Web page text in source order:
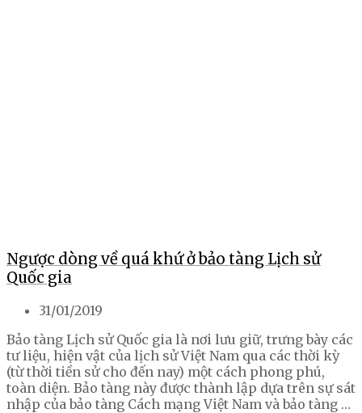
Ngược dòng về quá khứ ở bảo tàng Lịch sử
Quốc gia
31/01/2019
Bảo tàng Lịch sử Quốc gia là nơi lưu giữ, trưng bày các
tư liệu, hiện vật của lịch sử Việt Nam qua các thời kỳ
(từ thời tiền sử cho đến nay) một cách phong phú,
toàn diện. Bảo tàng này được thành lập dựa trên sự sát
nhập của bảo tàng Cách mạng Việt Nam và bảo tàng …